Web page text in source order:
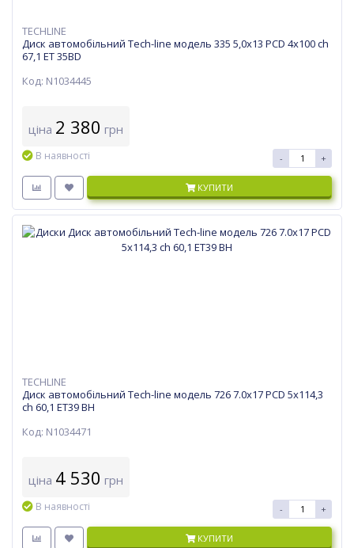
TECHLINE
Диск автомобільний Tech-line модель 335 5,0х13 PCD 4x100 ch
67,1 ET 35BD
Код: N1034445
ціна 2 380 грн
В наявності - +
КУПИТИ
TECHLINE
Диск автомобільний Tech-line модель 726 7.0х17 PCD 5x114,3
ch 60,1 ET39 BH
Код: N1034471
ціна 4 530 грн
В наявності - +
КУПИТИ